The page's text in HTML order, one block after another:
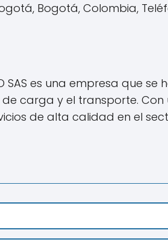
Bogotá, Colombia,
SAS es una empresa
carga y el transporte.
de alta calidad en el